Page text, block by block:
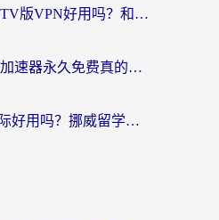
海外党纠结？快帆TV版VPN好用吗？和扇贝手游VPN对比哪个回国效果更好？
海外党必看：免费加速器永久免费真的存在吗？教你选对回国加速器无缝刷国内资源
ChickCN和夏时国际好用吗？挪威留学生亲测3款回国加速器，附穿梭和加速喵对比指南